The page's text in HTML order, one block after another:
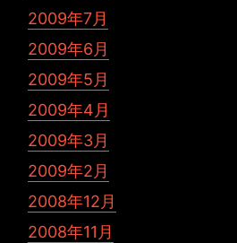
2009年7月
2009年6月
2009年5月
2009年4月
2009年3月
2009年2月
2008年12月
2008年11月